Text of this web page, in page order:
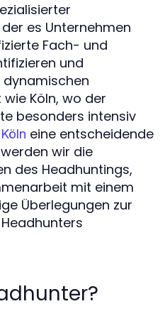
es Unternehmen
Fach- und
und
dynamischen
Köln, wo der
besonders intensiv
eine entscheidende
wir die
des Headhuntings,
mit einem
Überlegungen zur